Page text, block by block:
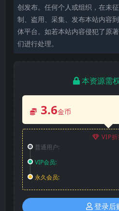
创发布。任何个人或组织，在未
制、盗用、采集、发布本站内容
体平台。如若本站内容侵犯了原
们进行处理。
本资源需
3.6金币
VIP折
普通用户:
VIP会员:
永久会员:
登录后